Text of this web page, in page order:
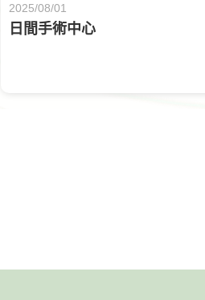
2025/08/01
日間手術中心